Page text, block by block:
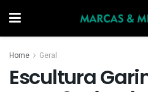
Home Geral
Escultura